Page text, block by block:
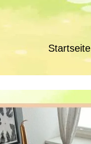
Startseite